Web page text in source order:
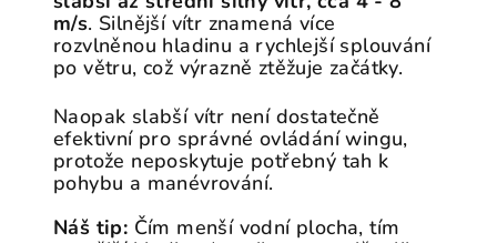
m/s. Silnější vítr znamená více
rozvlněnou hladinu a rychlejší splouvání
po větru, což výrazně ztěžuje začátky.
Naopak slabší vítr není dostatečně
efektivní pro správné ovládání wingu,
protože neposkytuje potřebný tah k
pohybu a manévrování.
Náš tip: Čím menší vodní plocha, tím